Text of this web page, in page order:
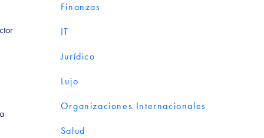
Finanzas
IT
Jurídico
Lujo
Organizaciones Internacionales
Salud